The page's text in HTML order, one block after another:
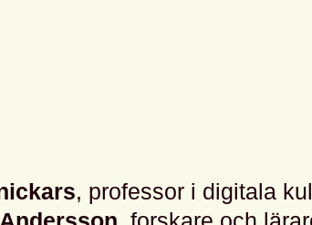
, professor i digitala